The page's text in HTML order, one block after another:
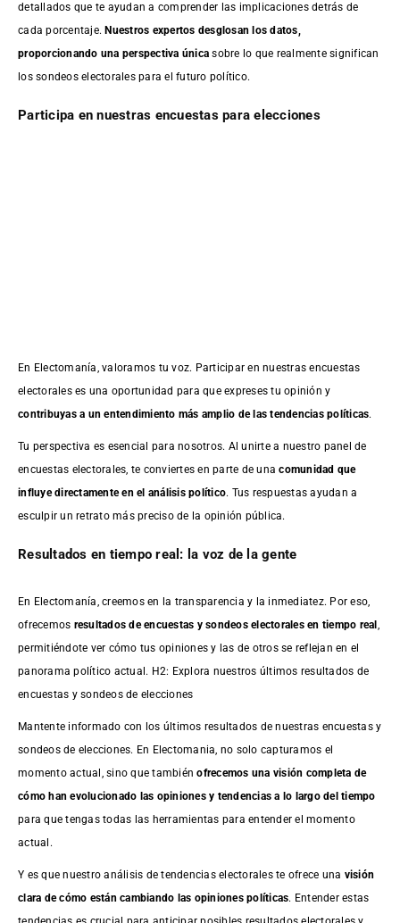
detallados que te ayudan a comprender las implicaciones detrás de
cada porcentaje.Nuestros expertos desglosan los datos,
proporcionando una perspectiva única sobre lo que realmente significan
los sondeos electorales para el futuro político.
Participa en nuestras encuestas para elecciones
En Electomanía, valoramos tu voz. Participar en nuestras encuestas
electorales es una oportunidad para que expreses tu opinión y
contribuyas a un entendimiento más amplio de las tendencias políticas.
Tu perspectiva es esencial para nosotros. Al unirte a nuestro panel de
encuestas electorales, te conviertes en parte de unacomunidad que
influye directamente en el análisis político. Tus respuestas ayudan a
esculpir un retrato más preciso de la opinión pública.
Resultados en tiempo real: la voz de la gente
En Electomanía, creemos en la transparencia y la inmediatez. Por eso,
ofrecemos resultados deencuestas y sondeos electorales en tiempo real
permitiéndote ver cómo tus opiniones y las de otros se reflejan en el
panorama político actual. H2: Explora nuestros últimos resultados de
encuestas y sondeos de elecciones
Mantente informado con los últimos resultados de nuestras encuestasy
sondeos de elecciones. En Electomania, no solo capturamos el
momento actual, sino que tambiénofrecemos una visión completa de
cómo han evolucionado las opiniones y tendencias a lo largo del tiempo
para que tengas todas las herramientas para entender el momento
actual.
Y es que nuestro análisis de tendencias electorales te ofrece una visión
clara de cómo están cambiando las opiniones políticas. Entender estas